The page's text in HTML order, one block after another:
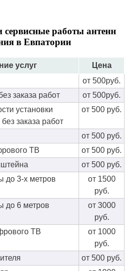
работы антенн
в Евпатории
услуг
Цена
от 500руб.
заказа работ
от 500руб.
установки
заказа работ
от 500 руб.
от 500 руб.
ТВ
от 500 руб.
от 500 руб.
до 3-х метров
от 1500
руб.
до 6 метров
от 3000
руб.
ТВ
от 1000
руб.
от 500 руб.